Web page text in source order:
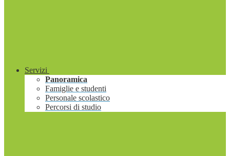
Servizi
Panoramica
Famiglie e studenti
Personale scolastico
Percorsi di studio